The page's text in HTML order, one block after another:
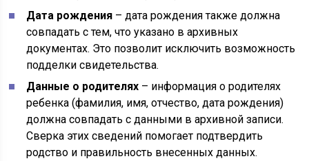
Дата рождения – дата рождения также должна
совпадать с тем, что указано в архивных
документах. Это позволит исключить возможность
подделки свидетельства.
Данные о родителях – информация о родителях
ребенка (фамилия, имя, отчество, дата рождения)
должна совпадать с данными в архивной записи.
Сверка этих сведений помогает подтвердить
родство и правильность внесенных данных.